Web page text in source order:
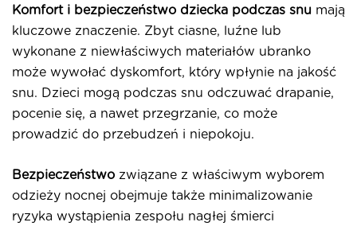
Komfort i bezpieczeństwo dziecka podczas snu mają
kluczowe znaczenie. Zbyt ciasne, luźne lub
wykonane z niewłaściwych materiałów ubranko
może wywołać dyskomfort, który wpłynie na jakość
snu. Dzieci mogą podczas snu odczuwać drapanie,
pocenie się, a nawet przegrzanie, co może
prowadzić do przebudzeń i niepokoju.
Bezpieczeństwo związane z właściwym wyborem
odzieży nocnej obejmuje także minimalizowanie
ryzyka wystąpienia zespołu nagłej śmierci